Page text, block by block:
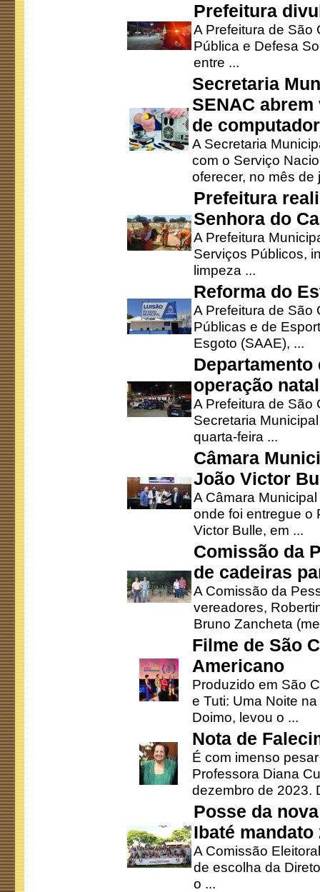
Prefeitura
A Prefeitura de São
Pública e Defesa
entre ...
Secretaria
SENAC
de
A Secretaria
com o Serviço
oferecer, no mês de
Prefeitura
Senhora do
A Prefeitura
Serviços Públicos,
limpeza ...
Reforma do
A Prefeitura de São
Públicas e de
Esgoto (SAAE), ...
operação
A Prefeitura de São
Secretaria
quarta-feira ...
Câmara
João Victor
A Câmara
onde foi entregue o
Victor Bulle, em ...
Comissão da
de cadeiras
A Comissão da
vereadores,
Bruno Zancheta
Filme de São
Americano
Produzido em São
e Tuti: Uma Noite
Doimo, levou o ...
Nota de
É com imenso
Professora Diana
dezembro de 2023.
Posse da
Ibaté mandato
A Comissão
de escolha da
o ...